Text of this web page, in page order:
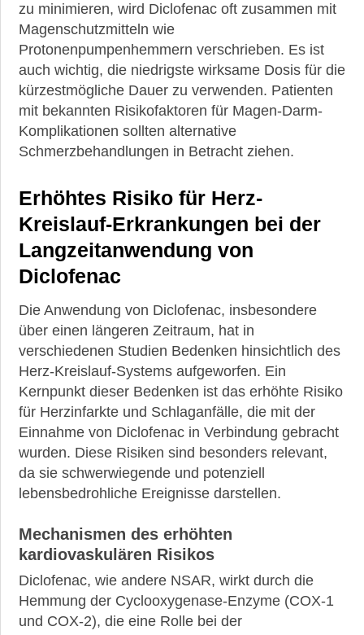
zu minimieren, wird Diclofenac oft zusammen mit
Magenschutzmitteln wie
Protonenpumpenhemmern verschrieben. Es ist
auch wichtig, die niedrigste wirksame Dosis für die
kürzestmögliche Dauer zu verwenden. Patienten
mit bekannten Risikofaktoren für Magen-Darm-
Komplikationen sollten alternative
Schmerzbehandlungen in Betracht ziehen.
Erhöhtes Risiko für Herz-
Kreislauf-Erkrankungen bei der
Langzeitanwendung von
Diclofenac
Die Anwendung von Diclofenac, insbesondere
über einen längeren Zeitraum, hat in
verschiedenen Studien Bedenken hinsichtlich des
Herz-Kreislauf-Systems aufgeworfen. Ein
Kernpunkt dieser Bedenken ist das erhöhte Risiko
für Herzinfarkte und Schlaganfälle, die mit der
Einnahme von Diclofenac in Verbindung gebracht
wurden. Diese Risiken sind besonders relevant,
da sie schwerwiegende und potenziell
lebensbedrohliche Ereignisse darstellen.
Mechanismen des erhöhten
kardiovaskulären Risikos
Diclofenac, wie andere NSAR, wirkt durch die
Hemmung der Cyclooxygenase-Enzyme (COX-1
und COX-2), die eine Rolle bei der